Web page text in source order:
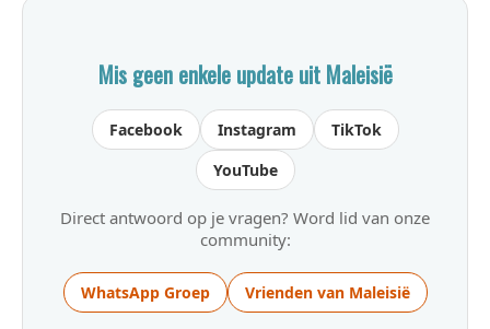
Mis geen enkele update uit Maleisië
Facebook Instagram
TikTok
YouTube
Direct antwoord op je vragen? Word lid van onze
community:
WhatsApp Groep Vrienden van Maleisië